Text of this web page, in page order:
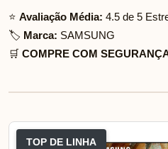
⭐ Avaliação Média: 4.5 de 5
🏷️ Marca: SAMSUNG
🛒 COMPRE COM
TOP DE LINHA